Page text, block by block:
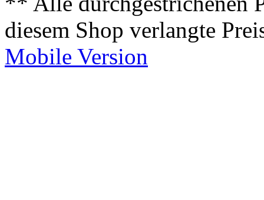
diesem Shop verlangte
Mobile Version